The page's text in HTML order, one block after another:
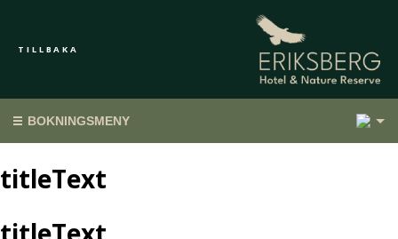
TILLBAKA
BOKNINGSMENY
titleText